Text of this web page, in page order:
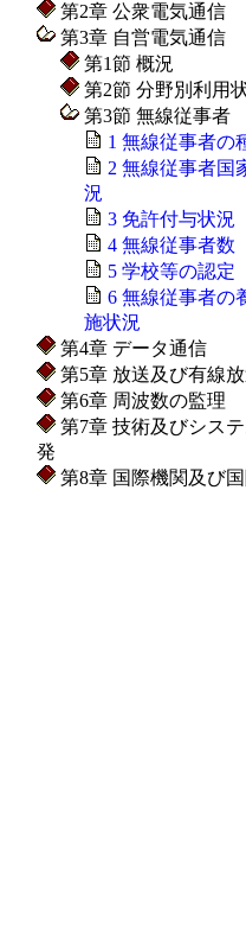
第2章 公衆電気通信
第3章 自営電気通信
第1節 概況
第2節 分野別利用
第3節 無線従事者
1 無線従事者の
2 無線従事者国
況
3 免許付与状況
4 無線従事者数
5 学校等の認定
6 無線従事者の
施状況
第4章 データ通信
第5章 放送及び有線
第6章 周波数の監理
第7章 技術及びシス
発
第8章 国際機関及び